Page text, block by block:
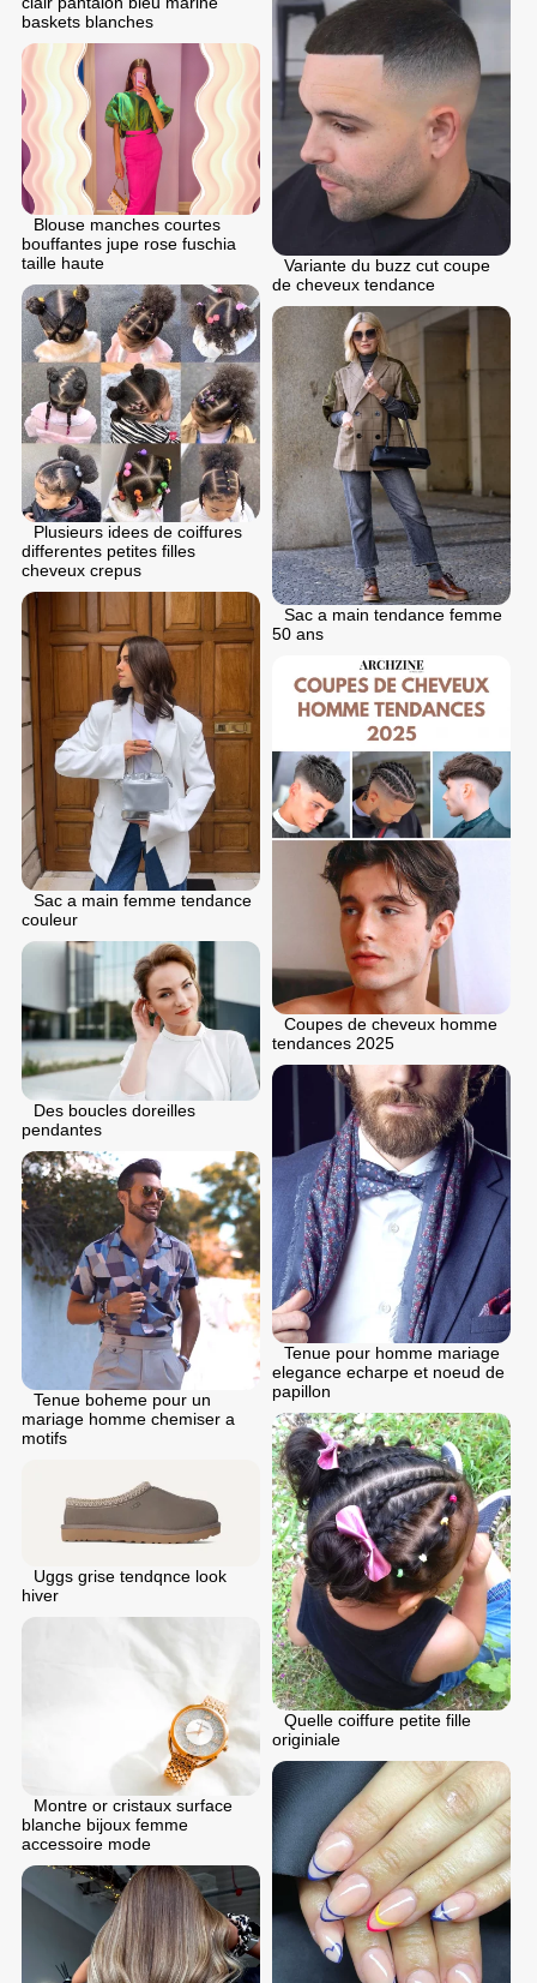
baskets blanches
Variante du buzz cut coupe
de cheveux tendance
Blouse manches courtes
bouffantes jupe rose fuschia
taille haute
Plusieurs idees de coiffures
differentes petites filles
cheveux crepus
Sac a main tendance femme
50 ans
Sac a main femme tendance
couleur
Coupes de cheveux homme
tendances 2025
Des boucles doreilles
pendantes
Tenue pour homme mariage
elegance echarpe et noeud de
papillon
Tenue boheme pour un
mariage homme chemiser a
motifs
Quelle coiffure petite fille
originiale
Uggs grise tendqnce look
hiver
Montre or cristaux surface
blanche bijoux femme
accessoire mode